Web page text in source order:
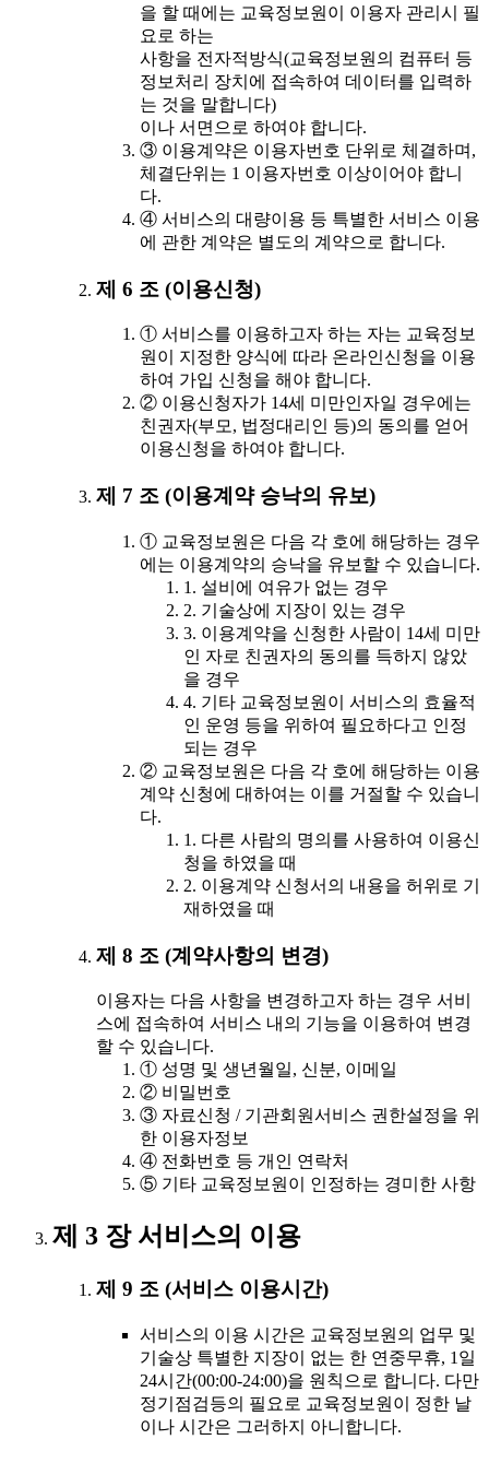
을 할 때에는 교육정보원이 이용자 관리시 필
요로 하는
사항을 전자적방식(교육정보원의 컴퓨터 등
정보처리 장치에 접속하여 데이터를 입력하
는 것을 말합니다)
이나 서면으로 하여야 합니다.
③ 이용계약은 이용자번호 단위로 체결하며,
체결단위는 1 이용자번호 이상이어야 합니
다.
④ 서비스의 대량이용 등 특별한 서비스 이용
에 관한 계약은 별도의 계약으로 합니다.
제 6 조 (이용신청)
① 서비스를 이용하고자 하는 자는 교육정보
원이 지정한 양식에 따라 온라인신청을 이용
하여 가입 신청을 해야 합니다.
② 이용신청자가 14세 미만인자일 경우에는
친권자(부모, 법정대리인 등)의 동의를 얻어
이용신청을 하여야 합니다.
제 7 조 (이용계약 승낙의 유보)
① 교육정보원은 다음 각 호에 해당하는 경우
에는 이용계약의 승낙을 유보할 수 있습니다.
1. 설비에 여유가 없는 경우
2. 기술상에 지장이 있는 경우
3. 이용계약을 신청한 사람이 14세 미만
인 자로 친권자의 동의를 득하지 않았
을 경우
4. 기타 교육정보원이 서비스의 효율적
인 운영 등을 위하여 필요하다고 인정
되는 경우
② 교육정보원은 다음 각 호에 해당하는 이용
계약 신청에 대하여는 이를 거절할 수 있습니
다.
1. 다른 사람의 명의를 사용하여 이용신
청을 하였을 때
2. 이용계약 신청서의 내용을 허위로 기
재하였을 때
제 8 조 (계약사항의 변경)
이용자는 다음 사항을 변경하고자 하는 경우 서비
스에 접속하여 서비스 내의 기능을 이용하여 변경
할 수 있습니다.
① 성명 및 생년월일, 신분, 이메일
② 비밀번호
③ 자료신청 / 기관회원서비스 권한설정을 위
한 이용자정보
④ 전화번호 등 개인 연락처
⑤ 기타 교육정보원이 인정하는 경미한 사항
제 3 장 서비스의 이용
제 9 조 (서비스 이용시간)
서비스의 이용 시간은 교육정보원의 업무 및
기술상 특별한 지장이 없는 한 연중무휴, 1일
24시간(00:00-24:00)을 원칙으로 합니다. 다만
정기점검등의 필요로 교육정보원이 정한 날
이나 시간은 그러하지 아니합니다.